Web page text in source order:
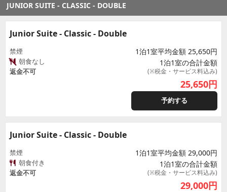
JUNIOR SUITE - CLASSIC - DOUBLE
Junior Suite - Classic - Double
禁煙
朝食なし
返金不可
1泊1室平均金額 25,650円
1泊1室の合計金額
(※税金・サービス料込み)
25,650円
予約する
Junior Suite - Classic - Double
禁煙
朝食付き
返金不可
1泊1室平均金額 29,000円
1泊1室の合計金額
(※税金・サービス料込み)
29,000円